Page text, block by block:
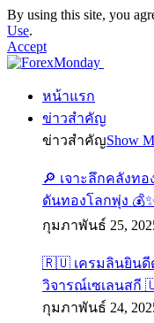
By using this site, you
Use.
Accept
หน้าแรก
ข่าวสำคัญ
ข่าวสำคัญShow
🔎 เจาะลึกคลังท
ดันทองโลกพุ่ง
กุมภาพันธ์ 25,
🇷🇺 เครมลินยินดี
วิจารณ์เซเลนสกี
กุมภาพันธ์ 24,